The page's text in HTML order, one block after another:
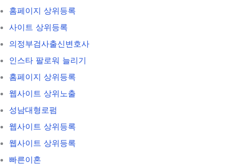
홈페이지 상위등록
사이트 상위등록
의정부검사출신변호사
인스타 팔로워 늘리기
홈페이지 상위등록
웹사이트 상위노출
성남대형로펌
웹사이트 상위등록
웹사이트 상위등록
빠른이혼